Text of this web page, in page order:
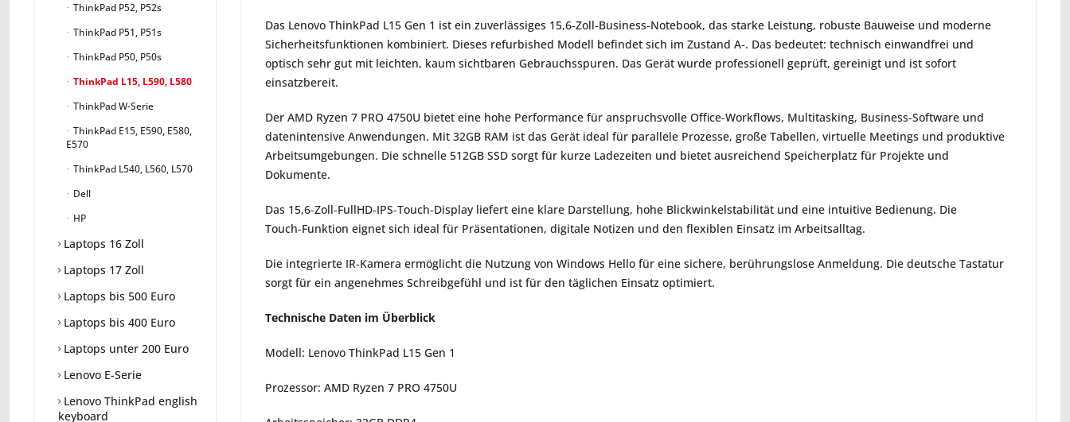
ThinkPad P52, P52s
ThinkPad P51, P51s
ThinkPad P50, P50s
ThinkPad L15, L590, L580
ThinkPad W-Serie
ThinkPad E15, E590, E580,
E570
ThinkPad L540, L560, L570
Dell
HP
Laptops 16 Zoll
Laptops 17 Zoll
Laptops bis 500 Euro
Laptops bis 400 Euro
Laptops unter 200 Euro
Lenovo E-Serie
Lenovo ThinkPad english
keyboard
Das Lenovo ThinkPad L15 Gen 1 ist ein zuverlässiges 15,6‑Zoll‑Business‑Notebook, das starke Leistung, robuste Bauweise und moderne
Sicherheitsfunktionen kombiniert. Dieses refurbished Modell befindet sich im Zustand A‑. Das bedeutet: technisch einwandfrei und
optisch sehr gut mit leichten, kaum sichtbaren Gebrauchsspuren. Das Gerät wurde professionell geprüft, gereinigt und ist sofort
einsatzbereit.
Der AMD Ryzen 7 PRO 4750U bietet eine hohe Performance für anspruchsvolle Office‑Workflows, Multitasking, Business‑Software und
datenintensive Anwendungen. Mit 32GB RAM ist das Gerät ideal für parallele Prozesse, große Tabellen, virtuelle Meetings und produktive
Arbeitsumgebungen. Die schnelle 512GB SSD sorgt für kurze Ladezeiten und bietet ausreichend Speicherplatz für Projekte und
Dokumente.
Das 15,6‑Zoll‑FullHD‑IPS‑Touch‑Display liefert eine klare Darstellung, hohe Blickwinkelstabilität und eine intuitive Bedienung. Die
Touch‑Funktion eignet sich ideal für Präsentationen, digitale Notizen und den flexiblen Einsatz im Arbeitsalltag.
Die integrierte IR‑Kamera ermöglicht die Nutzung von Windows Hello für eine sichere, berührungslose Anmeldung. Die deutsche Tastatur
sorgt für ein angenehmes Schreibgefühl und ist für den täglichen Einsatz optimiert.
Technische Daten im Überblick
Modell: Lenovo ThinkPad L15 Gen 1
Prozessor: AMD Ryzen 7 PRO 4750U